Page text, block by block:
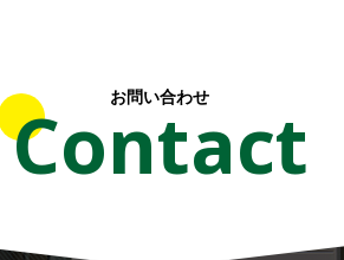
お問い合わせ
Contact